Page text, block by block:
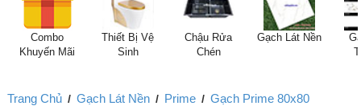
Combo
Khuyến Mãi
Thiết Bị Vệ
Sinh
Chậu Rửa
Chén
Gạch Lát Nền
Trang Chủ / Gạch Lát Nền / Prime / Gạch Prime 80x80